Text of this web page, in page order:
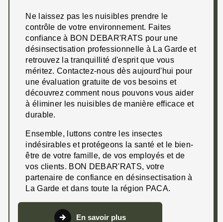
Ne laissez pas les nuisibles prendre le
contrôle de votre environnement. Faites
confiance à BON DEBAR'RATS pour une
désinsectisation professionnelle à La Garde et
retrouvez la tranquillité d'esprit que vous
méritez. Contactez-nous dès aujourd'hui pour
une évaluation gratuite de vos besoins et
découvrez comment nous pouvons vous aider
à éliminer les nuisibles de manière efficace et
durable.
Ensemble, luttons contre les insectes
indésirables et protégeons la santé et le bien-
être de votre famille, de vos employés et de
vos clients. BON DEBAR'RATS, votre
partenaire de confiance en désinsectisation à
La Garde et dans toute la région PACA.
En savoir plus